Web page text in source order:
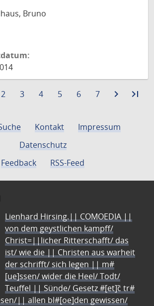
Bruno
Gehe
2
Gehe
3
Gehe
4
Gehe
5
Gehe
6
Gehe
7 navigate_next
Zurlast_page
Kontakt
Impressum
Datenschutz
Feedback
RSS-Feed
Lienhard Hirsing.|| COMOEDIA ||
von dem geystlichen kampff/
Christ=||licher Ritterschafft/ das
ist/ wie die || Christen aus warheit
der schrifft/ sich legen || m#
[ue]ssen/ wider die Heel/ Todt/
Teuffel || Sünde/ Gesetz #[et]c̃ tr#
|| allen bl#[oe]den gewissen/